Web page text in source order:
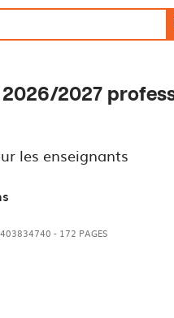
2027
les enseignants
- 172 PAGES